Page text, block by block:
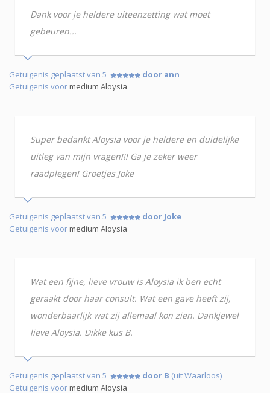
Dank voor je heldere uiteenzetting wat moet
gebeuren...
Getuigenis geplaatst van 5
door ann
Getuigenis voormedium Aloysia
Super bedankt Aloysia voor je heldere en duidelijke
uitleg van mijn vragen!!! Ga je zeker weer
raadplegen! Groetjes Joke
Getuigenis geplaatst van 5
door Joke
Getuigenis voormedium Aloysia
Wat een fijne, lieve vrouw is Aloysia ik ben echt
geraakt door haar consult. Wat een gave heeft zij,
wonderbaarlijk wat zij allemaal kon zien. Dankjewel
lieve Aloysia. Dikke kus B.
Getuigenis geplaatst van 5 door B (uit Waarloos)
Getuigenis voormedium Aloysia